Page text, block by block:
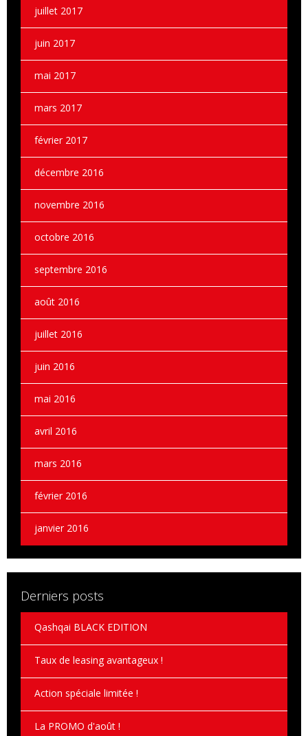
juillet 2017
juin 2017
mai 2017
mars 2017
février 2017
décembre 2016
novembre 2016
octobre 2016
septembre 2016
août 2016
juillet 2016
juin 2016
mai 2016
avril 2016
mars 2016
février 2016
janvier 2016
Derniers posts
Qashqai BLACK EDITION
Taux de leasing avantageux !
Action spéciale limitée !
La PROMO d'août !